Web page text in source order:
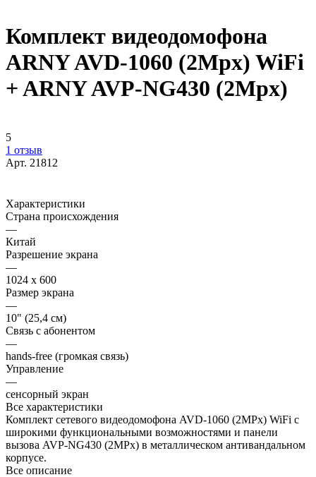
Комплект видеодомофона
ARNY AVD-1060 (2Mpx) WiFi
+ ARNY AVP-NG430 (2Mpx)
5
1 отзыв
Арт. 21812
Характеристики
Страна происхождения
—
Китай
Разрешение экрана
—
1024 x 600
Размер экрана
—
10" (25,4 см)
Связь с абонентом
—
hands-free (громкая связь)
Управление
—
сенсорный экран
Все характеристики
Комплект сетевого видеодомофона AVD-1060 (2MPx) WiFi с
широкими функциональными возможностями и панели
вызова AVP-NG430 (2MPx) в металлическом антивандальном
корпусе.
Все описание